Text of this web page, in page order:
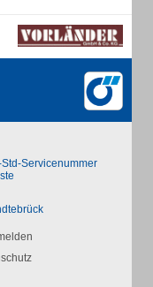
Servicenummer